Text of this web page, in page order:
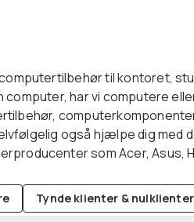
til kontoret,
har vi computere
også hjælpe dig med
som Acer, Asus,
Tynde klienter & nulklienter